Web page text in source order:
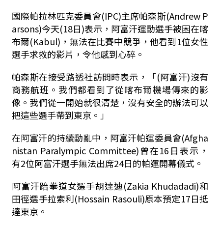
國際帕拉林匹克委員會(IPC)主席帕森斯(Andrew P
arsons)今天(18日)表示，阿富汗運動選手被困在喀
布爾(Kabul)，無法在比賽中競爭，他看到1位女性
選手求救的影片，令他感到心碎。
帕森斯在接受路透社訪問時表示，「(阿富汗)沒有
商務航班。我們都看到了從喀布爾機場傳來的影
像。我們從一開始就很清楚，沒有安全的辦法可以
把這些選手帶到東京。」
在阿富汗的持續動亂中，阿富汗帕運委員會(Afgha
nistan Paralympic Committee)曾在16日表示，
有2位阿富汗選手無法出席24日的帕運開幕儀式。
阿富汗跆拳道女選手胡達迪(Zakia Khudadadi)和
田徑選手拉索利(Hossain Rasouli)原本預定17日抵
達東京。